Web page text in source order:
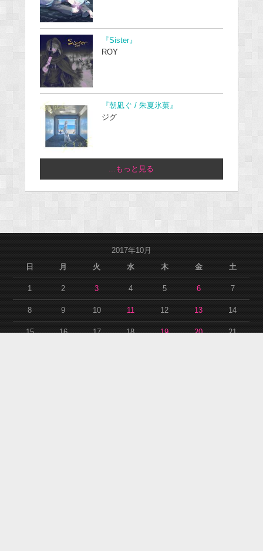
『Sister』
ROY
『朝凪ぐ / 朱夏氷菓』
ジグ
...もっと見る
2017年10月
日
月 火 水 木 金 土
1 2 3 4 5 6 7
8 9 10 11 12 13 14
15 16 17 18 19 20 21